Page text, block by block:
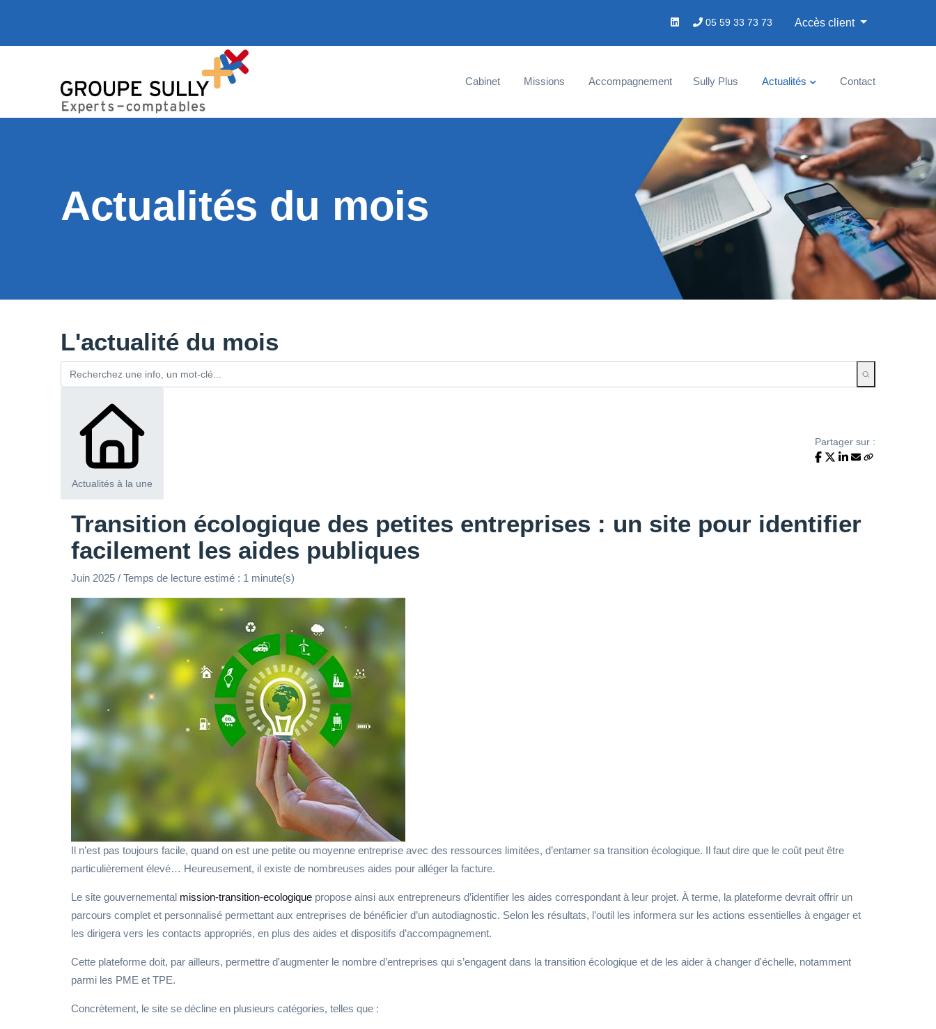
05 59 33 73 73 Accès client
Cabinet Missions Accompagnement Sully Plus Actualités Contact
Actualités du mois
L'actualité du mois
Actualités à la une
Partager sur :
Transition écologique des petites entreprises : un site pour identifier
facilement les aides publiques
Juin 2025 / Temps de lecture estimé : 1 minute(s)
Il n’est pas toujours facile, quand on est une petite ou moyenne entreprise avec des ressources limitées, d’entamer sa transition écologique. Il faut dire que le coût peut être
particulièrement élevé… Heureusement, il existe de nombreuses aides pour alléger la facture.
Le site gouvernemental mission-transition-ecologique propose ainsi aux entrepreneurs d’identifier les aides correspondant à leur projet. À terme, la plateforme devrait offrir un
parcours complet et personnalisé permettant aux entreprises de bénéficier d’un autodiagnostic. Selon les résultats, l’outil les informera sur les actions essentielles à engager et
les dirigera vers les contacts appropriés, en plus des aides et dispositifs d’accompagnement.
Cette plateforme doit, par ailleurs, permettre d'augmenter le nombre d’entreprises qui s’engagent dans la transition écologique et de les aider à changer d'échelle, notamment
parmi les PME et TPE.
Concrètement, le site se décline en plusieurs catégories, telles que :